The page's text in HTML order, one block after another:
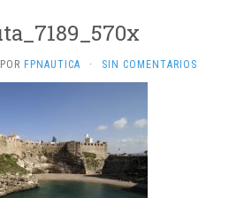
POR FPNAUTICA · SIN COMENTARIOS